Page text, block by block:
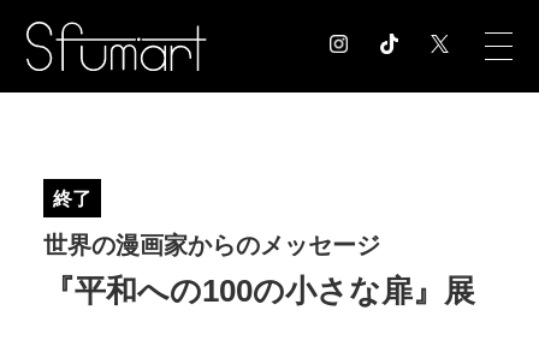
EXHIBITION 展覧会情報
MUSEUM 美術館情報
終了
世界の漫画家からのメッセージ
『平和への100の小さな扉』展